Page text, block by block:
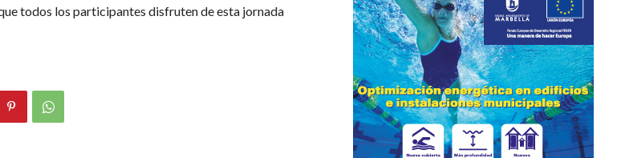
todos los participantes disfruten de esta jornada